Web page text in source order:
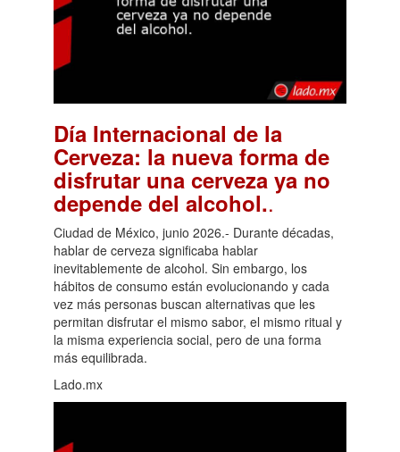
Día Internacional de la
Cerveza: la nueva forma de
disfrutar una cerveza ya no
depende del alcohol..
Ciudad de México, junio 2026.- Durante décadas,
hablar de cerveza significaba hablar
inevitablemente de alcohol. Sin embargo, los
hábitos de consumo están evolucionando y cada
vez más personas buscan alternativas que les
permitan disfrutar el mismo sabor, el mismo ritual y
la misma experiencia social, pero de una forma
más equilibrada.
Lado.mx